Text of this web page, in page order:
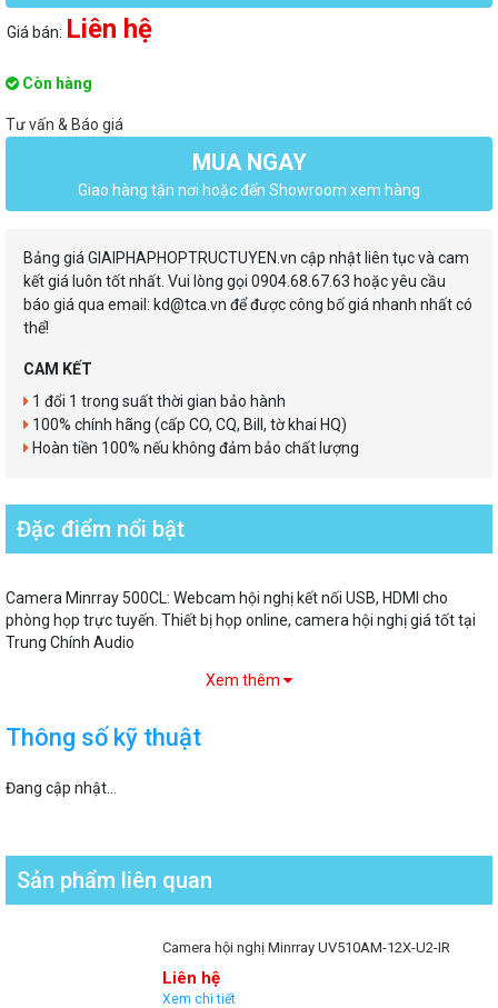
Giá bán: Liên hệ
Còn hàng
Tư vấn & Báo giá
MUA NGAY
Giao hàng tận nơi hoặc đến Showroom xem hàng
Bảng giá GIAIPHAPHOPTRUCTUYEN.vn cập nhật liên tục và cam
kết giá luôn tốt nhất. Vui lòng gọi 0904.68.67.63 hoặc yêu cầu
báo giá qua email: kd@tca.vn để được công bố giá nhanh nhất có
thể!
CAM KẾT
1 đổi 1 trong suất thời gian bảo hành
100% chính hãng (cấp CO, CQ, Bill, tờ khai HQ)
Hoàn tiền 100% nếu không đảm bảo chất lượng
Đặc điểm nổi bật
Camera Minrray 500CL: Webcam hội nghị kết nối USB, HDMI cho
phòng họp trực tuyến. Thiết bị họp online, camera hội nghị giá tốt tại
Trung Chính Audio
Xem thêm
Thông số kỹ thuật
Đang cập nhật...
Sản phẩm liên quan
Camera hội nghị Minrray UV510AM-12X-U2-IR
Liên hệ
Xem chi tiết